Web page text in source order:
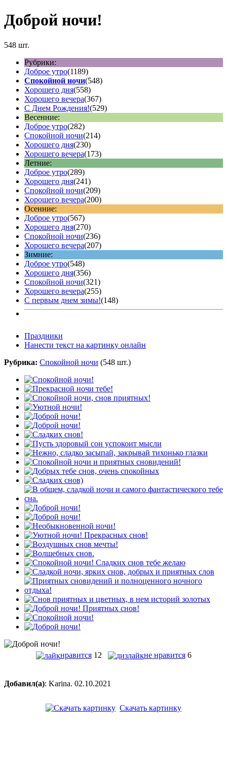
Доброй ночи!
548 шт.
Рубрики:
Доброе утро(1189)
Спокойной ночи(548)
Хорошего дня(558)
Хорошего вечера(367)
С Днем Рождения!(529)
Весенние:
Доброе утро(282)
Спокойной ночи(214)
Хорошего дня(230)
Хорошего вечера(173)
Летние:
Доброе утро(289)
Хорошего дня(241)
Спокойной ночи(209)
Хорошего вечера(200)
Осенние:
Доброе утро(567)
Хорошего дня(270)
Спокойной ночи(236)
Хорошего вечера(207)
Зимние:
Доброе утро(548)
Хорошего дня(356)
Спокойной ночи(321)
Хорошего вечера(255)
С первым днем зимы!(148)
Праздники
Нанести текст на картинку онлайн
Рубрика: Спокойной ночи (548 шт.)
нравится 12 не нравится 6
Добавил(а): Karina. 02.10.2021
Скачать картинку